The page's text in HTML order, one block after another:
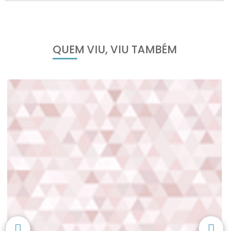
QUEM VIU, VIU TAMBÉM